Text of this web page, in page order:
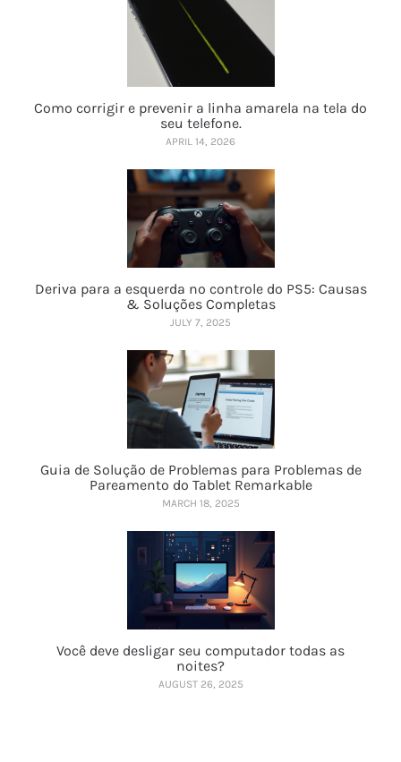
Como corrigir e prevenir a linha amarela na tela do
seu telefone.
APRIL 14, 2026
Deriva para a esquerda no controle do PS5: Causas
& Soluções Completas
JULY 7, 2025
Guia de Solução de Problemas para Problemas de
Pareamento do Tablet Remarkable
MARCH 18, 2025
Você deve desligar seu computador todas as
noites?
AUGUST 26, 2025